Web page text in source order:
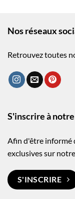
Nos réseaux
Retrouvez toutes
S'inscrire à
Afin d'être informé
exclusives sur
S'INSCRIRE